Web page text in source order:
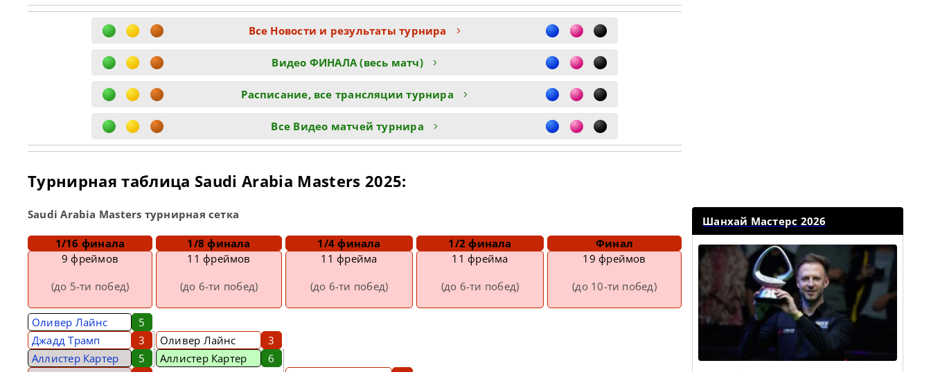
Все Новости и результаты турнира
Видео ФИНАЛА (весь матч)
Расписание, все трансляции турнира
Все Видео матчей турнира
Турнирная таблица Saudi Arabia Masters 2025:
Saudi Arabia Masters турнирная сетка
1/16 финала 1/8 финала 1/4 финала 1/2 финала
Финал
9 фреймов
(до 5-ти побед)
11 фреймов
(до 6-ти побед)
11 фрейма
(до 6-ти побед)
11 фрейма
(до 6-ти побед)
19 фреймов
(до 10-ти побед)
Оливер Лайнс
5
Джадд Трамп
3 Оливер Лайнс
3
Аллистер Картер
5 Аллистер Картер
6
Шанхай Мастерс 2026